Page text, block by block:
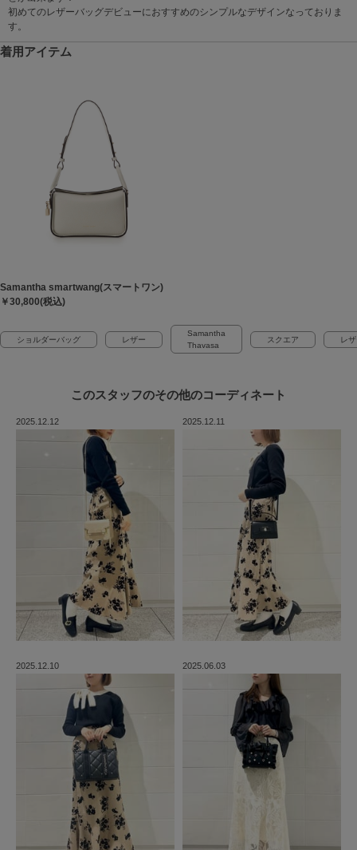
初めてのレザーバッグデビューにおすすめのシンプルなデザインなっておりま
す。
着用アイテム
Samantha smartwang(スマートワン)
￥30,800(税込)
ショルダーバッグ レザー
Samantha
Thavasa
スクエア レ
このスタッフのその他のコーディネート
2025.12.12 2025.12.11
2025.12.10 2025.06.03